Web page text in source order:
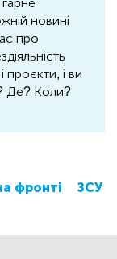
новині
про
проєкти, і ви
Де? Коли?
фронті
ЗСУ